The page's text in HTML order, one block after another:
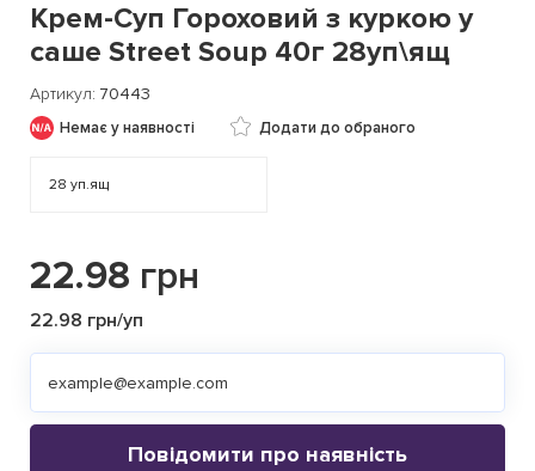
Крем-Суп Гороховий з куркою у
саше Street Soup 40г 28уп\ящ
Артикул 70443
Немає у наявності Додати до обраного
28 уп.ящ
22.98 грн
22.98 грн/уп
Повідомити про наявність